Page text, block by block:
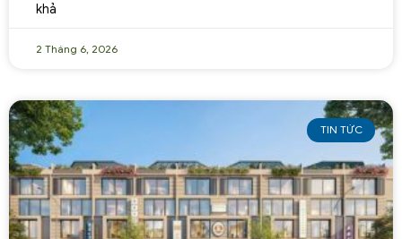
khả
2 Tháng 6, 2026
TIN TỨC